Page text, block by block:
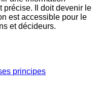
précise. Il doit devenir le
est accessible pour le
et décideurs.
principes